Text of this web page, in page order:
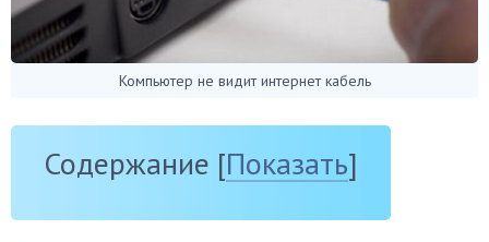
Компьютер не видит интернет кабель
Содержание [Показать]